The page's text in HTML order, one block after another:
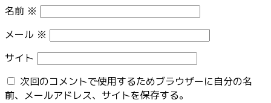
名前 ※
メール ※
サイト
次回のコメントで使用するためブラウザーに自分の名
前、メールアドレス、サイトを保存する。